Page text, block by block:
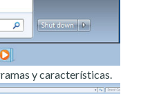
y características.